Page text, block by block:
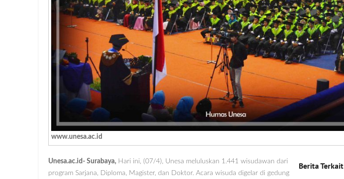
www.unesa.ac.id
Berita Terkait
Unesa.ac.id- Surabaya, Hari ini, (07/4), Unesa meluluskan 1.441 wisudawan dari
program Sarjana, Diploma, Magister, dan Doktor. Acara wisuda digelar di gedung